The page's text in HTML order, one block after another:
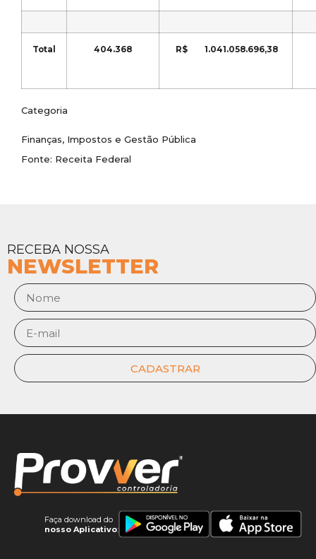
Total 404.368 R$ 1.041.058.696,38
Categoria
Finanças, Impostos e Gestão Pública
Fonte: Receita Federal
RECEBA NOSSA
NEWSLETTER
CADASTRAR
Faça download do
nosso Aplicativo: